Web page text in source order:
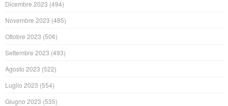
Dicembre 2023 (494)
Novembre 2023 (485)
Ottobre 2023 (506)
Settembre 2023 (493)
Agosto 2023 (522)
Luglio 2023 (554)
Giugno 2023 (535)